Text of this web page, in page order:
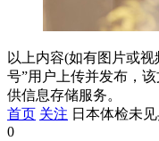
以上内容(如有图片或
号”用户上传并发布，
供信息存储服务。
首页 关注 日本体检未
0